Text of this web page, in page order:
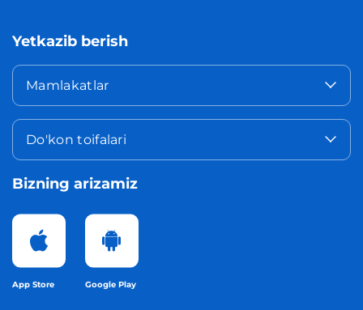
Yetkazib berish
Mamlakatlar
Do'kon toifalari
Bizning arizamiz
App Store Google Play